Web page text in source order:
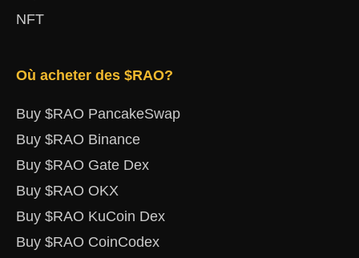
NFT
Où acheter des $RAO?
Buy $RAO PancakeSwap
Buy $RAO Binance
Buy $RAO Gate Dex
Buy $RAO OKX
Buy $RAO KuCoin Dex
Buy $RAO CoinCodex